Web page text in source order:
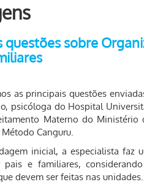
questões sobre
as principais questões
psicóloga do Hospital
Materno do Ministério
Canguru.
inicial, a especialista faz
pais e familiares,
devem ser feitas nas unidades.